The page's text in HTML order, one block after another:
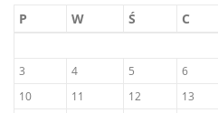
P W Ś C
3
4 5 6
10
11 12 13